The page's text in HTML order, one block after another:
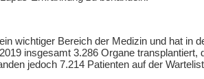
wichtiger Bereich der Medizin und hat in
insgesamt 3.286 Organe transplantiert,
jedoch 7.214 Patienten auf der